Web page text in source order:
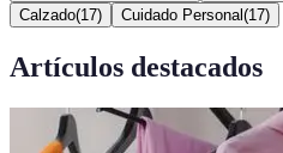
Calzado(17) Cuidado Personal (17)
Artículos destacados